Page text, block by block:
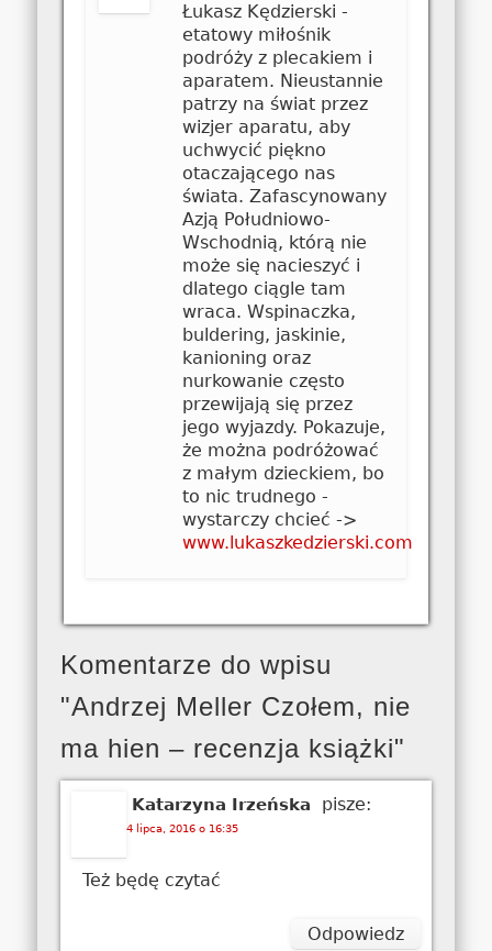
Łukasz Kędzierski -
etatowy miłośnik
podróży z plecakiem i
aparatem. Nieustannie
patrzy na świat przez
wizjer aparatu, aby
uchwycić piękno
otaczającego nas
świata. Zafascynowany
Azją Południowo-
Wschodnią, którą nie
może się nacieszyć i
dlatego ciągle tam
wraca. Wspinaczka,
buldering, jaskinie,
kanioning oraz
nurkowanie często
przewijają się przez
jego wyjazdy. Pokazuje,
że można podróżować
z małym dzieckiem, bo
to nic trudnego -
wystarczy chcieć ->
www.lukaszkedzierski.com
Komentarze do wpisu
"Andrzej Meller Czołem, nie
ma hien – recenzja książki"
Katarzyna Irzeńska pisze:
4 lipca, 2016 o 16:35
Też będę czytać
Odpowiedz